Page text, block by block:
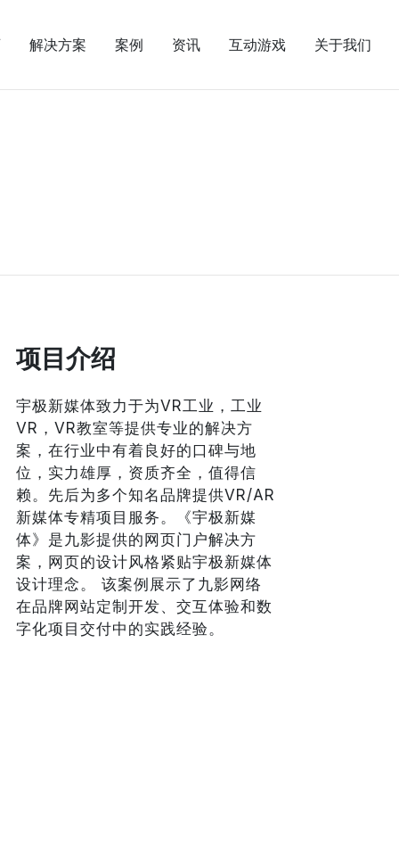
解决方案 案例 资讯 互动游戏 关于我们
项目介绍
宇极新媒体致力于为VR工业，工业
VR，VR教室等提供专业的解决方
案，在行业中有着良好的口碑与地
位，实力雄厚，资质齐全，值得信
赖。先后为多个知名品牌提供VR/AR
新媒体专精项目服务。《宇极新媒
体》是九影提供的网页门户解决方
案，网页的设计风格紧贴宇极新媒体
设计理念。 该案例展示了九影网络
在品牌网站定制开发、交互体验和数
字化项目交付中的实践经验。